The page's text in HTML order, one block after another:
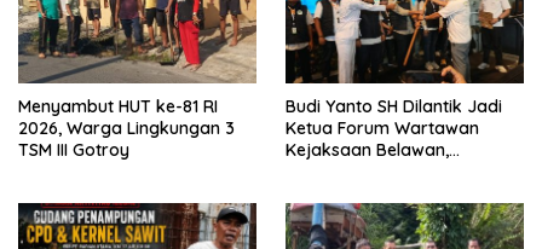
Menyambut HUT ke-81 RI
2026, Warga Lingkungan 3
TSM III Gotroy
Budi Yanto SH Dilantik Jadi
Ketua Forum Wartawan
Kejaksaan Belawan,
Pendampingan Hukum dan
Ekomoni Semua Anggota